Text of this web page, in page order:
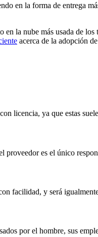
en la forma de entrega
la nube más usada de
acerca de la adopción
licencia, ya que estas
es el único
facilidad, y será
por el hombre, sus